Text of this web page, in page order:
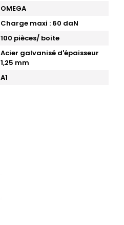
OMEGA
Charge maxi : 60 daN
100 pièces/ boite
Acier galvanisé d'épaisseur
1,25 mm
A1